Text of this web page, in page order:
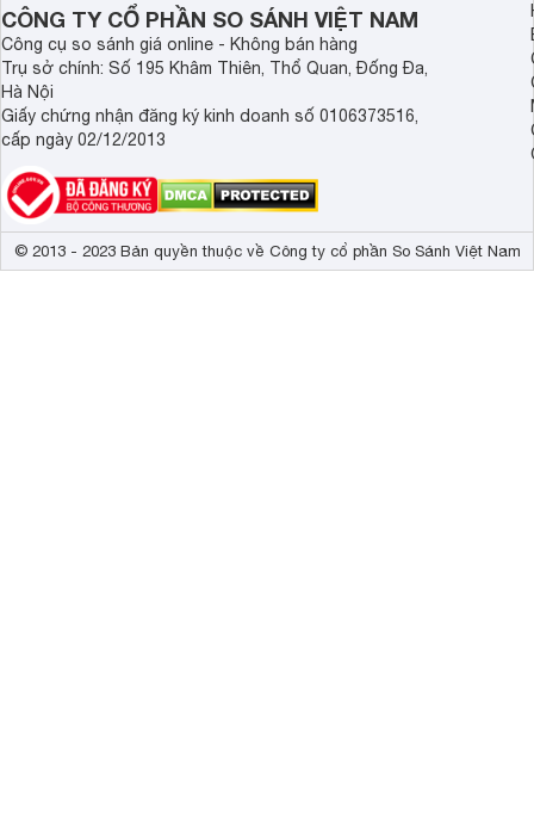
CÔNG TY CỔ PHẦN SO SÁNH VIỆT NAM
Công cụ so sánh giá online - Không bán hàng
Trụ sở chính: Số 195 Khâm Thiên, Thổ Quan, Đống Đa,
Hà Nội
Giấy chứng nhận đăng ký kinh doanh số 0106373516,
cấp ngày 02/12/2013
© 2013 - 2023 Bản quyền thuộc về Công ty cổ phần So Sánh Việt Nam